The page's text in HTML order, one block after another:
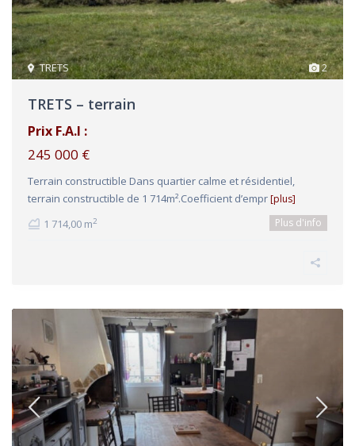
2
TRETS
TRETS – terrain
Prix F.A.I :
245 000 €
Terrain constructible Dans quartier calme et résidentiel,
terrain constructible de 1 714m².Coefficient d’empr [plus]
1 714,00 m2 Plus d'info